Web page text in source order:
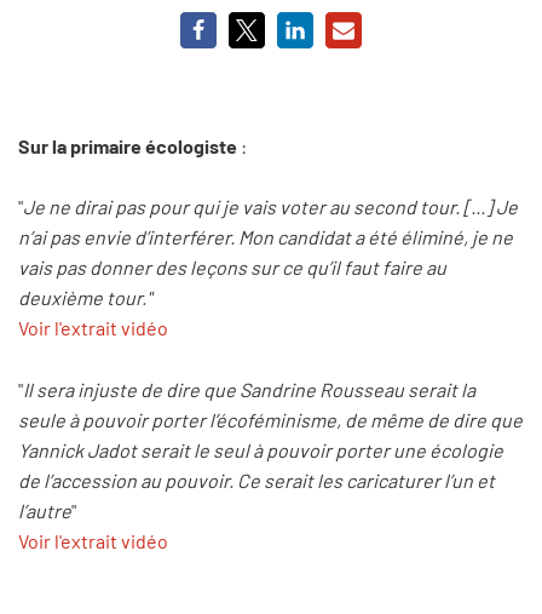
Sur la primaire écologiste :
"Je ne dirai pas pour qui je vais voter au second tour. [...] Je
n’ai pas envie d’interférer. Mon candidat a été éliminé, je ne
vais pas donner des leçons sur ce qu’il faut faire au
deuxième tour."
Voir l'extrait vidéo
"Il sera injuste de dire que Sandrine Rousseau serait la
seule à pouvoir porter l’écoféminisme, de même de dire que
Yannick Jadot serait le seul à pouvoir porter une écologie
de l’accession au pouvoir. Ce serait les caricaturer l’un et
l’autre"
Voir l'extrait vidéo